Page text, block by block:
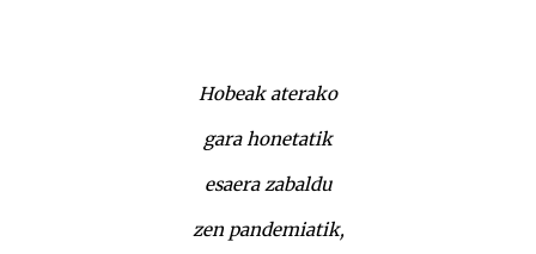
Hobeak aterako
gara honetatik
esaera zabaldu
zen pandemiatik,